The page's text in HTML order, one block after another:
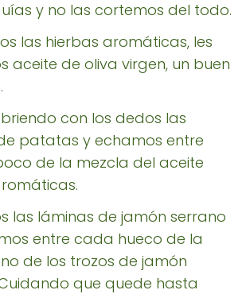
y no las cortemos del todo.
las hierbas aromáticas, les
aceite de oliva virgen, un buen
con los dedos las
patatas y echamos entre
de la mezcla del aceite
las láminas de jamón serrano
entre cada hueco de la
de los trozos de jamón
que quede hasta